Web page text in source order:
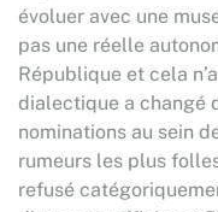
évoluer avec une
pas une réelle
République et cela
dialectique a changé
nominations au sein
rumeurs les plus
refusé